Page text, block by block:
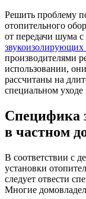
Решить проблему
отопительного
от передачи шума
звукоизолирующих
производителями
использовании,
рассчитаны на
специальном
Специфика
в частном
В соответствии с
установки
следует отвести
Многие